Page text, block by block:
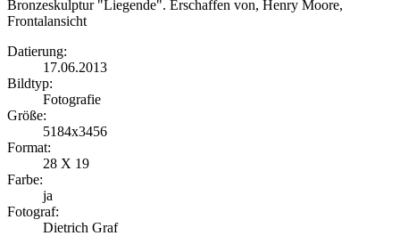
Bronzeskulptur "Liegende". Erschaffen von, Henry Moore,
Frontalansicht
Datierung:
17.06.2013
Bildtyp:
Fotografie
Größe:
5184x3456
Format:
28 X 19
Farbe:
ja
Fotograf:
Dietrich Graf